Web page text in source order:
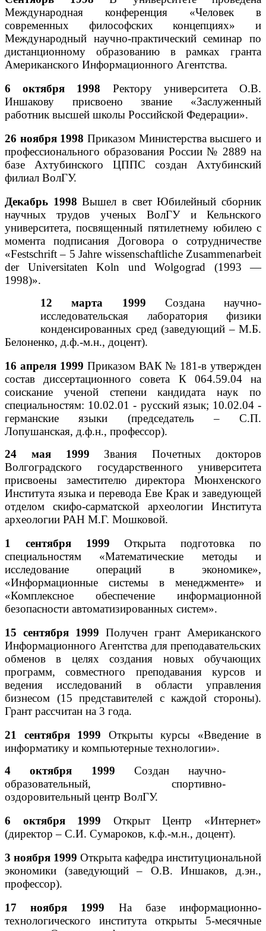
Международная конференция «Человек в
современных философских концепциях» и
Международный научно-практический семинар по
дистанционному образованию в рамках гранта
Американского Информационного Агентства.
6 октября 1998 Ректору университета О.В.
Иншакову присвоено звание «Заслуженный
работник высшей школы Российской Федерации».
26 ноября 1998 Приказом Министерства высшего и
профессионального образования России № 2889 на
базе Ахтубинского ЦППС создан Ахтубинский
филиал ВолГУ.
Декабрь 1998 Вышел в свет Юбилейный сборник
научных трудов ученых ВолГУ и Кельнского
университета, посвященный пятилетнему юбилею с
момента подписания Договора о сотрудничестве
«Festschrift – 5 Jahre wissenschaftliche Zusammenarbeit
der Universitaten Koln und Wolgograd (1993 —
1998)».
12 марта 1999 Создана научно-
исследовательская лаборатория физики
конденсированных сред (заведующий – М.Б.
Белоненко, д.ф.-м.н., доцент).
16 апреля 1999 Приказом ВАК № 181-в утвержден
состав диссертационного совета К 064.59.04 на
соискание ученой степени кандидата наук по
специальностям: 10.02.01 - русский язык; 10.02.04 -
германские языки (председатель – С.П.
Лопушанская, д.ф.н., профессор).
24 мая 1999 Звания Почетных докторов
Волгоградского государственного университета
присвоены заместителю директора Мюнхенского
Института языка и перевода Еве Крак и заведующей
отделом скифо-сарматской археологии Института
археологии РАН М.Г. Мошковой.
1 сентября 1999 Открыта подготовка по
специальностям «Математические методы и
исследование операций в экономике»,
«Информационные системы в менеджменте» и
«Комплексное обеспечение информационной
безопасности автоматизированных систем».
15 сентября 1999 Получен грант Американского
Информационного Агентства для преподавательских
обменов в целях создания новых обучающих
программ, совместного преподавания курсов и
ведения исследований в области управления
бизнесом (15 представителей с каждой стороны).
Грант рассчитан на 3 года.
21 сентября 1999 Открыты курсы «Введение в
информатику и компьютерные технологии».
4 октября 1999 Создан научно-
образовательный, спортивно-
оздоровительный центр ВолГУ.
6 октября 1999 Открыт Центр «Интернет»
(директор – С.И. Сумароков, к.ф.-м.н., доцент).
3 ноября 1999 Открыта кафедра институциональной
экономики (заведующий – О.В. Иншаков, д.эн.,
профессор).
17 ноября 1999 На базе информационно-
технологического института открыты 5-месячные